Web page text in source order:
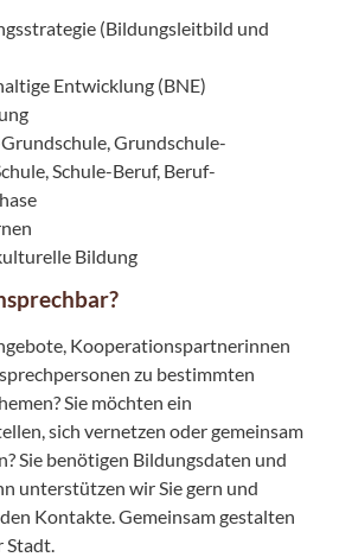
(Bildungsleitbild und
Entwicklung (BNE)
Grundschule-
Schule-Beruf, Beruf-
Bildung
Kooperationspartnerinnen
zu bestimmten
Sie möchten ein
sich vernetzen oder gemeinsam
Sie benötigen Bildungsdaten und
unterstützen wir Sie gern und
Kontakte. Gemeinsam gestalten